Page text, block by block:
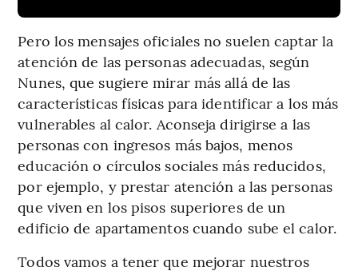
Pero los mensajes oficiales no suelen captar la
atención de las personas adecuadas, según
Nunes, que sugiere mirar más allá de las
características físicas para identificar a los más
vulnerables al calor. Aconseja dirigirse a las
personas con ingresos más bajos, menos
educación o círculos sociales más reducidos,
por ejemplo, y prestar atención a las personas
que viven en los pisos superiores de un
edificio de apartamentos cuando sube el calor.
Todos vamos a tener que mejorar nuestros